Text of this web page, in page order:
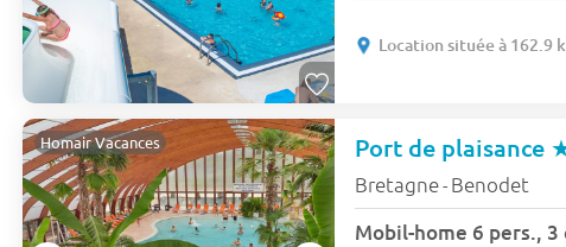
Location située à 162.9
Homair Vacances Port de plaisance
Bretagne- Benodet
Mobil-home 6 pers., 3